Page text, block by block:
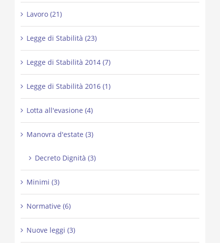
Lavoro (21)
Legge di Stabilità (23)
Legge di Stabilità 2014 (7)
Legge di Stabilità 2016 (1)
Lotta all'evasione (4)
Manovra d'estate (3)
Decreto Dignità (3)
Minimi (3)
Normative (6)
Nuove leggi (3)